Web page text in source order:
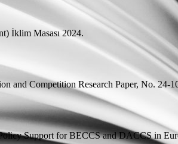
İklim Masası 2024.
and Competition Research Paper, No. 24-
Support for BECCS and DACCS in